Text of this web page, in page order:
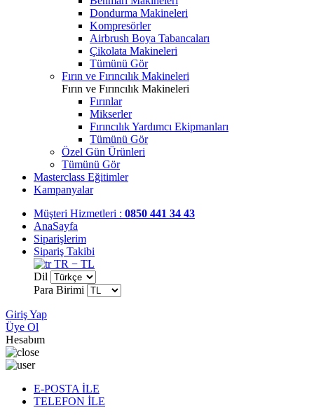
Dondurma Makineleri
Kompresörler
Airbrush Boya Tabancaları
Çikolata Makineleri
Tümünü Gör
Fırın ve Fırıncılık Makineleri
Fırın ve Fırıncılık Makineleri
Fırınlar
Mikserler
Fırıncılık Yardımcı Ekipmanları
Tümünü Gör
Özel Gün Ürünleri
Tümünü Gör
Masterclass Eğitimler
Kampanyalar
Müşteri Hizmetleri : 0850 441 34 43
AnaSayfa
Siparişlerim
Sipariş Takibi
TR − TL
Dil
Para Birimi
Giriş Yap
Üye Ol
Hesabım
E-POSTA İLE
TELEFON İLE